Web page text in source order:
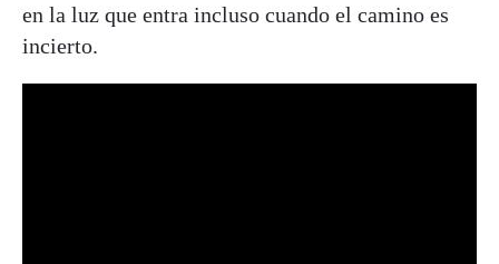
en la luz que entra incluso cuando el camino es
incierto.